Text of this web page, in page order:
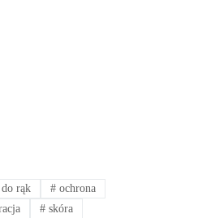
rąk # ochrona
# skóra